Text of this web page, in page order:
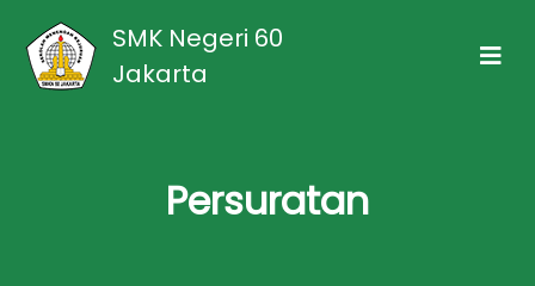
SMK Negeri 60
Jakarta
Persuratan